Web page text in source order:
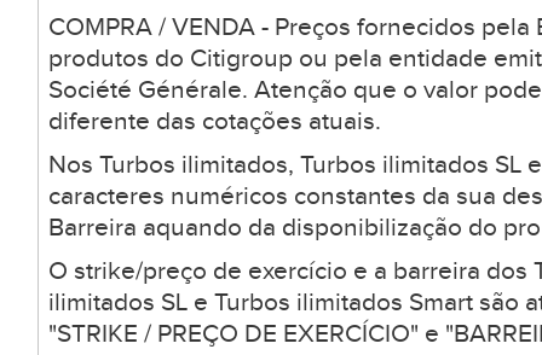
COMPRA / VENDA - Preços fornecidos
produtos do Citigroup ou pela entidade
Société Générale. Atenção que o valor
diferente das cotações atuais.
Nos Turbos ilimitados, Turbos ilimitados SL
caracteres numéricos constantes da sua
Barreira aquando da disponibilização do
O strike/preço de exercício e a barreira dos
ilimitados SL e Turbos ilimitados Smart são
"STRIKE / PREÇO DE EXERCÍCIO" e